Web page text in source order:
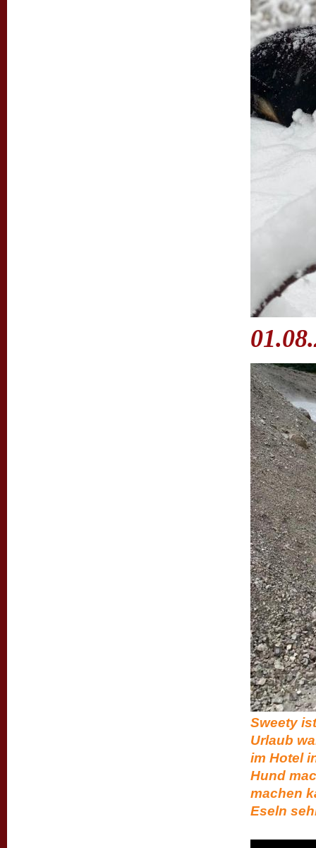
Sweety
Urlaub
im Hotel
Hund
machen
Eseln